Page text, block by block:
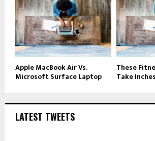
Apple MacBook Air Vs.
Microsoft Surface Laptop
These
Take
LATEST TWEETS